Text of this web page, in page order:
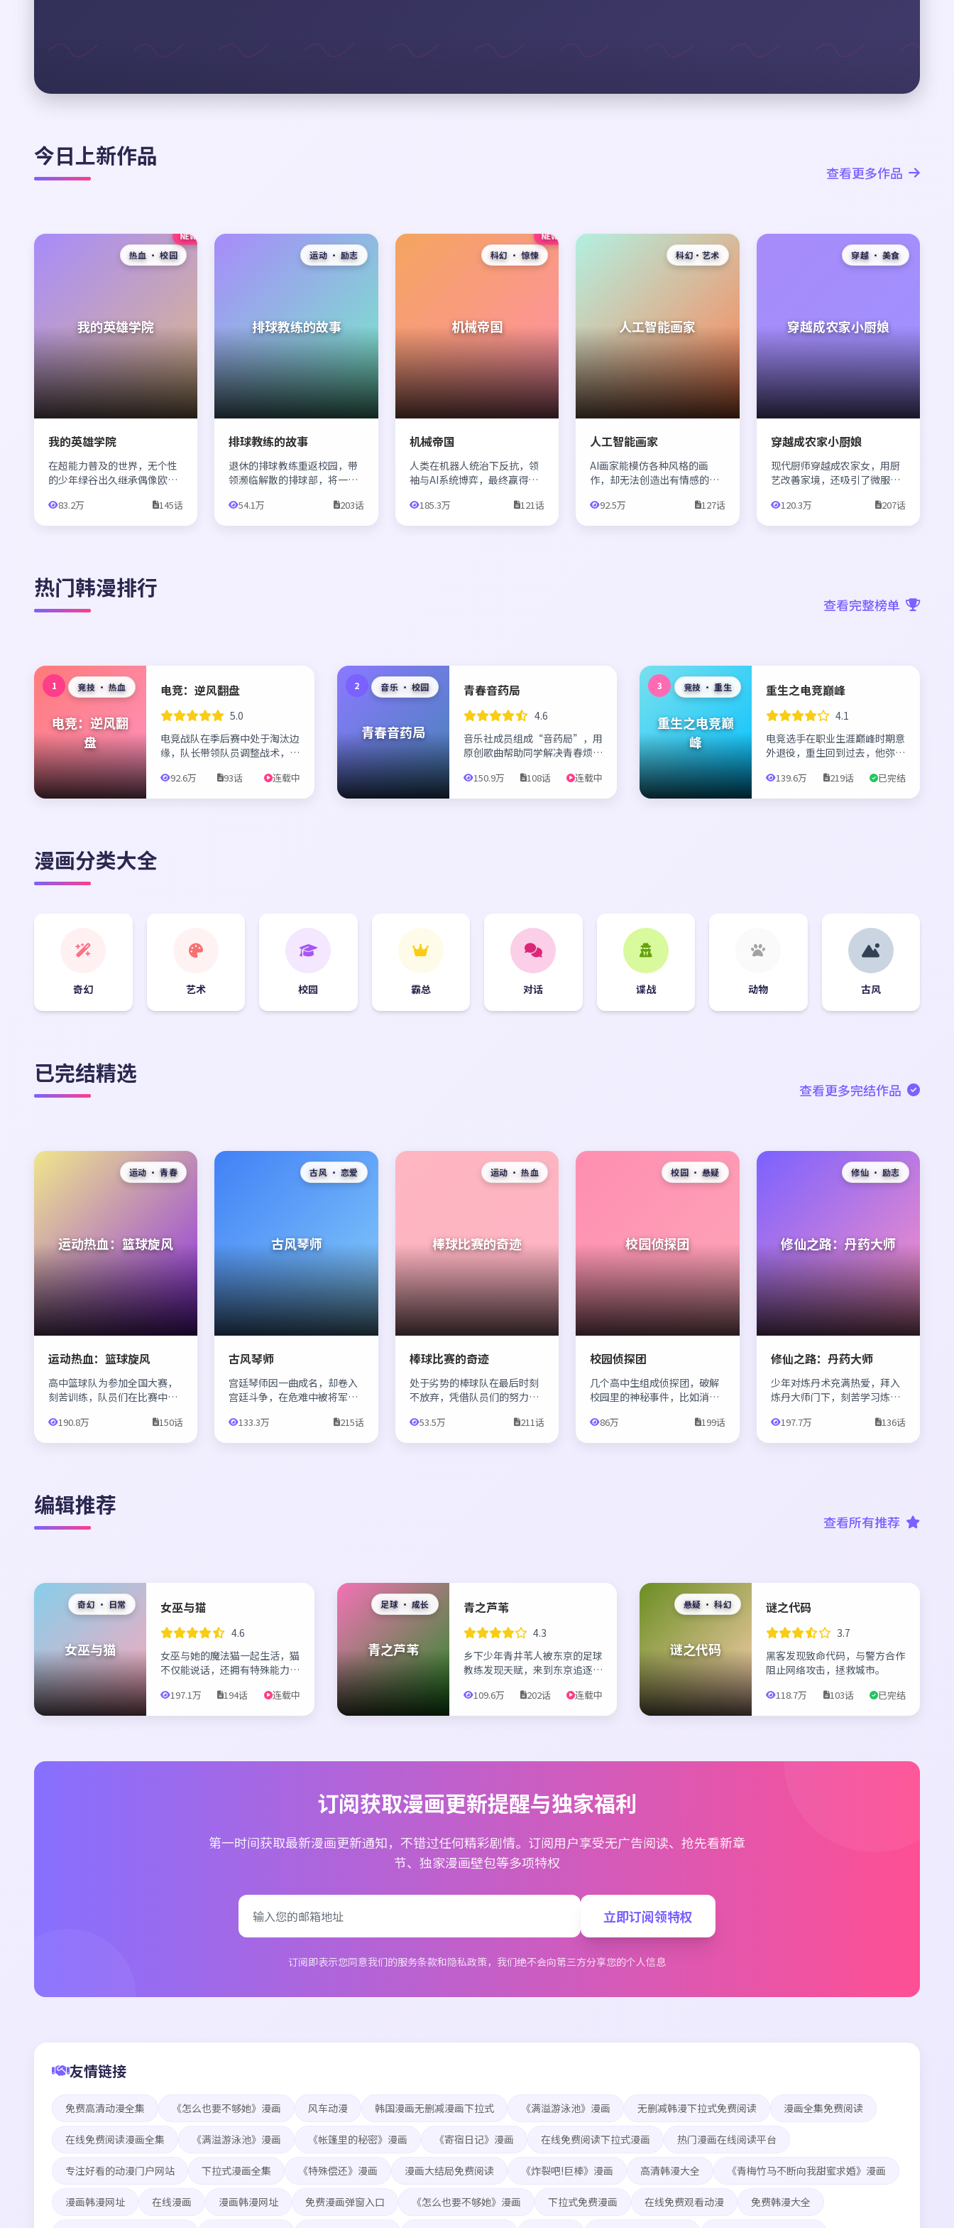
今日上新作品
查看更多作品
我的英雄学院
热血 · 校园
NEW
我的英雄学院
在超能力普及的世界，无个性
的少年绿谷出久继承偶像欧尔
习，成长为最强英雄。
83.2万 145话
排球教练的故事
运动 · 励志
排球教练的故事
退休的排球教练重返校园，带
领濒临解散的排球部，将一群
员。54.1万 203话
机械帝国
科幻 · 惊悚
NEW
机械帝国
人类在机器人统治下反抗，领
袖与AI系统博弈，最终赢得自
185.3万 121话
人工智能画家
科幻·艺术
人工智能画家
AI画家能模仿各种风格的画
作，却无法创造出有情感的作
艺术真谛。
92.5万 127话
穿越成农家小厨娘
穿越 · 美食
穿越成农家小厨娘
现代厨师穿越成农家女，用厨
艺改善家境，还吸引了微服私
120.3万 207话
热门韩漫排行
查看完整榜单
电竞：逆风翻
盘
竞技 · 热血
1 电竞：逆风翻盘
5.0
电竞战队在季后赛中处于淘汰边
缘，队长带领队员调整战术，克
盘，晋级总决赛。
92.6万 93话 连载中
青春音药局
音乐 · 校园
2 青春音药局
4.6
音乐社成员组成“音药局”，用
原创歌曲帮助同学解决青春烦
150.9万 108话 连载中
重生之电竞巅
峰
竞技 · 重生
3 重生之电竞巅峰
4.1
电竞选手在职业生涯巅峰时期意
外退役，重生回到过去，他弥补
界的传奇人物。
139.6万 219话 已完结
漫画分类大全
奇幻 艺术 校园 霸总 对话 谍战 动物 古风
已完结精选
查看更多完结作品
运动热血：篮球旋风
运动 · 青春
运动热血：篮球旋风
高中篮球队为参加全国大赛，
刻苦训练，队员们在比赛中默
运动的热血与激情。
190.8万 150话
古风琴师
古风 · 恋爱
古风琴师
宫廷琴师因一曲成名，却卷入
宫廷斗争，在危难中被将军所
情愫。
133.3万 215话
棒球比赛的奇迹
运动 · 热血
棒球比赛的奇迹
处于劣势的棒球队在最后时刻
不放弃，凭借队员们的努力与
53.5万 211话
校园侦探团
校园 · 悬疑
校园侦探团
几个高中生组成侦探团，破解
校园里的神秘事件，比如消失
86万 199话
修仙之路：丹药大师
修仙 · 励志
修仙之路：丹药大师
少年对炼丹术充满热爱，拜入
炼丹大师门下，刻苦学习炼丹
代丹药大师。
197.7万 136话
编辑推荐
查看所有推荐
女巫与猫
奇幻 · 日常 女巫与猫
4.6
女巫与她的魔法猫一起生活，猫
不仅能说话，还拥有特殊能力，
197.1万 194话 连载中
青之芦苇
足球 · 成长 青之芦苇
4.3
乡下少年青井苇人被东京的足球
教练发现天赋，来到东京追逐足
破自我，展现潜力。
109.6万 202话 连载中
谜之代码
悬疑 · 科幻 谜之代码
3.7
黑客发现致命代码，与警方合作
阻止网络攻击，拯救城市。
118.7万 103话 已完结
订阅获取漫画更新提醒与独家福利
第一时间获取最新漫画更新通知，不错过任何精彩剧情。订阅用户享受无广告阅读、抢先看新章
节、独家漫画壁包等多项特权
立即订阅领特权
订阅即表示您同意我们的服务条款和隐私政策，我们绝不会向第三方分享您的个人信息
友情链接
免费高清动漫全集 《怎么也要不够她》漫画 风车动漫 韩国漫画无删减漫画下拉式 《满溢游泳池》漫画 无删减韩漫下拉式免费阅读 漫画全集免费阅读
在线免费阅读漫画全集 《满溢游泳池》漫画 《帐篷里的秘密》漫画 《寄宿日记》漫画 在线免费阅读下拉式漫画 热门漫画在线阅读平台
专注好看的动漫门户网站 下拉式漫画全集 《特殊偿还》漫画 漫画大结局免费阅读 《炸裂吧!巨棒》漫画 高清韩漫大全 《青梅竹马不断向我甜蜜求婚》漫画
漫画韩漫网址 在线漫画 漫画韩漫网址 免费漫画弹窗入口 《怎么也要不够她》漫画 下拉式免费漫画 在线免费观看动漫 免费韩漫大全